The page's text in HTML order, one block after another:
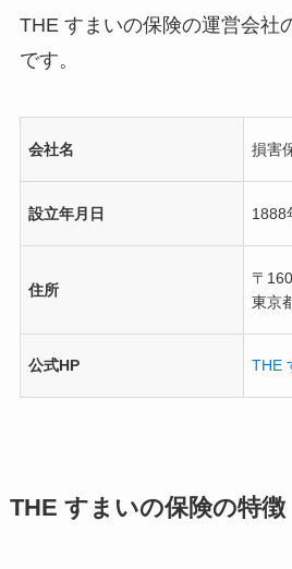
THE すまいの保険の運営会社
です。
会社名 損害
設立年月日 1888
住所
〒
東京
公式HP THE
THE すまいの保険の特徴